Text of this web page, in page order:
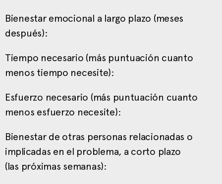
Bienestar emocional a largo plazo (meses
después):
Tiempo necesario (más puntuación cuanto
menos tiempo necesite):
Esfuerzo necesario (más puntuación cuanto
menos esfuerzo necesite):
Bienestar de otras personas relacionadas o
implicadas en el problema, a corto plazo
(las próximas semanas):